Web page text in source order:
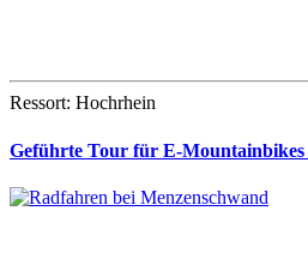
Ressort: Hochrhein
Geführte Tour für E-